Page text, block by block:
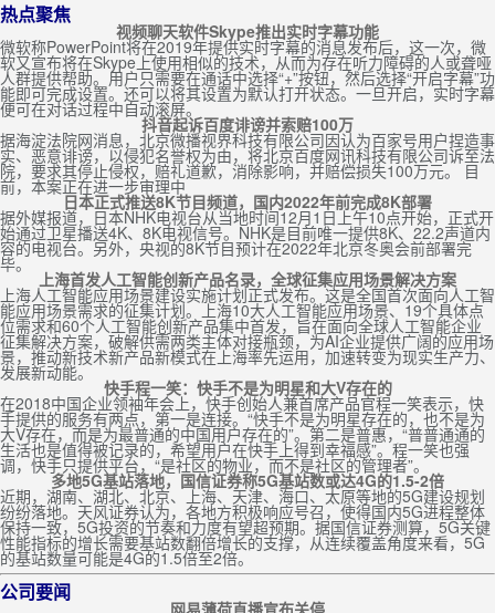
热点聚焦
视频聊天软件Skype推出实时字幕功能
微软称PowerPoint将在2019年提供实时字幕的消息发布后，这一次，微
软又宣布将在Skype上使用相似的技术，从而为存在听力障碍的人或聋哑
人群提供帮助。用户只需要在通话中选择“+”按钮，然后选择“开启字幕”功
能即可完成设置。还可以将其设置为默认打开状态。一旦开启，实时字幕
便可在对话过程中自动滚屏。
抖音起诉百度诽谤并索赔100万
据海淀法院网消息，北京微播视界科技有限公司因认为百家号用户捏造事
实、恶意诽谤，以侵犯名誉权为由，将北京百度网讯科技有限公司诉至法
院，要求其停止侵权，赔礼道歉，消除影响，并赔偿损失100万元。 目
前，本案正在进一步审理中
日本正式推送8K节目频道，国内2022年前完成8K部署
据外媒报道，日本NHK电视台从当地时间12月1日上午10点开始，正式开
始通过卫星播送4K、8K电视信号。NHK是目前唯一提供8K、22.2声道内
容的电视台。另外，央视的8K节目预计在2022年北京冬奥会前部署完
毕。
上海首发人工智能创新产品名录，全球征集应用场景解决方案
上海人工智能应用场景建设实施计划正式发布。这是全国首次面向人工智
能应用场景需求的征集计划。上海10大人工智能应用场景、19个具体点
位需求和60个人工智能创新产品集中首发，旨在面向全球人工智能企业
征集解决方案，破解供需两类主体对接瓶颈，为AI企业提供广阔的应用场
景，推动新技术新产品新模式在上海率先运用，加速转变为现实生产力、
发展新动能。
快手程一笑：快手不是为明星和大V存在的
在2018中国企业领袖年会上，快手创始人兼首席产品官程一笑表示，快
手提供的服务有两点，第一是连接。“快手不是为明星存在的，也不是为
大V存在，而是为最普通的中国用户存在的”。第二是普惠，“普普通通的
生活也是值得被记录的，希望用户在快手上得到幸福感”。程一笑也强
调，快手只提供平台，“是社区的物业，而不是社区的管理者”。
多地5G基站落地，国信证券称5G基站数或达4G的1.5-2倍
近期，湖南、湖北、北京、上海、天津、海口、太原等地的5G建设规划
纷纷落地。天风证券认为，各地方积极响应号召，使得国内5G进程整体
保持一致，5G投资的节奏和力度有望超预期。据国信证券测算，5G关键
性能指标的增长需要基站数翻倍增长的支撑，从连续覆盖角度来看，5G
的基站数量可能是4G的1.5倍至2倍。
公司要闻
网易薄荷直播宣布关停